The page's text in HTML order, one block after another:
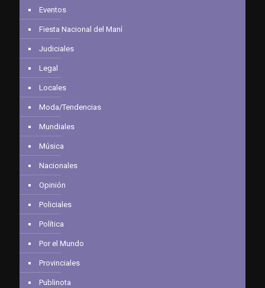
Eventos
Fiesta Nacional del Maní
Judiciales
Legal
Locales
Moda/Tendencias
Mundiales
Música
Nacionales
Opinión
Policiales
Política
Por el Mundo
Provinciales
Publinota